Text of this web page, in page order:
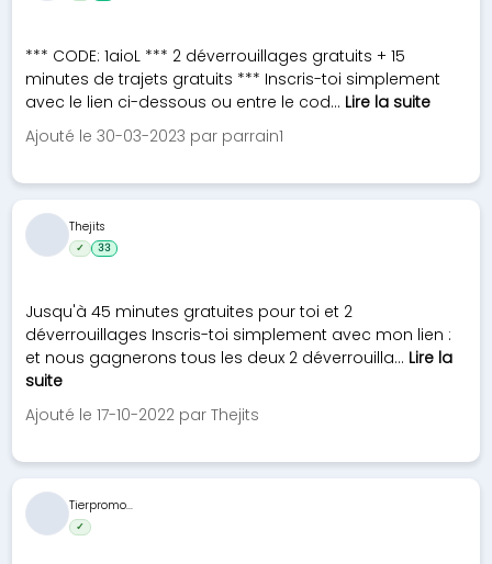
*** CODE: 1aioL *** 2 déverrouillages gratuits + 15
minutes de trajets gratuits *** Inscris-toi simplement
avec le lien ci-dessous ou entre le cod... Lire la suite
Ajouté le 30-03-2023 par parrain1
Jusqu'à 45 minutes gratuites pour toi et 2
déverrouillages Inscris-toi simplement avec mon lien :
et nous gagnerons tous les deux 2 déverrouilla... Lire la
suite
Ajouté le 17-10-2022 par Thejits
Thejits
✓ 33
Tierpromo...
✓